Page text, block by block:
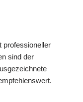
professioneller
sind der